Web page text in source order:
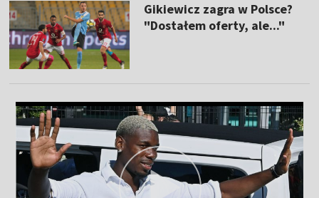
Gikiewicz zagra w Polsce?
"Dostałem oferty, ale..."